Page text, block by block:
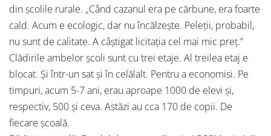
din școlile rurale. „Când cazanul era pe cărbune, era foarte
cald. Acum e ecologic, dar nu încălzește. Peleții, probabil,
nu sunt de calitate. A câștigat licitația cel mai mic preț.”
Clădirile ambelor școli sunt cu trei etaje. Al treilea etaj e
blocat. Și într-un sat și în celălalt. Pentru a economisi. Pe
timpuri, acum 5-7 ani, erau aproape 1000 de elevi și,
respectiv, 500 și ceva. Astăzi au cca 170 de copii. De
fiecare școală.